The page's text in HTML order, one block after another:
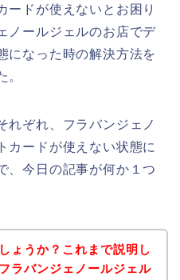
ードが使えないとお困り
ノールジェルのお店でデ
になった時の解決方法を
。
れぞれ、フラバンジェノ
カードが使えない状態に
、今日の記事が何か１つ
ょうか？これまで説明し
ラバンジェノールジェル